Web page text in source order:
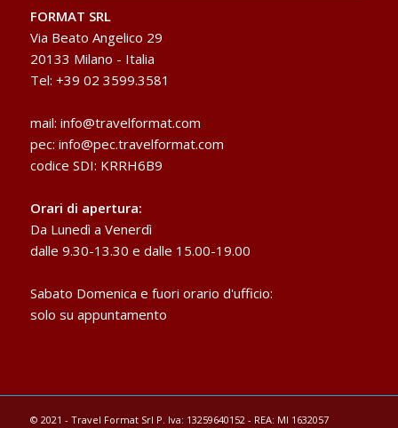
FORMAT SRL
Via Beato Angelico 29
20133 Milano - Italia
Tel: +39 02 3599.3581
mail: info@travelformat.com
pec: info@pec.travelformat.com
codice SDI: KRRH6B9
Orari di apertura:
Da Lunedì a Venerdì
dalle 9.30-13.30 e dalle 15.00-19.00
Sabato Domenica e fuori orario d'ufficio:
solo su appuntamento
© 2021 - Travel Format Srl P. Iva: 13259640152 - REA: MI 1632057